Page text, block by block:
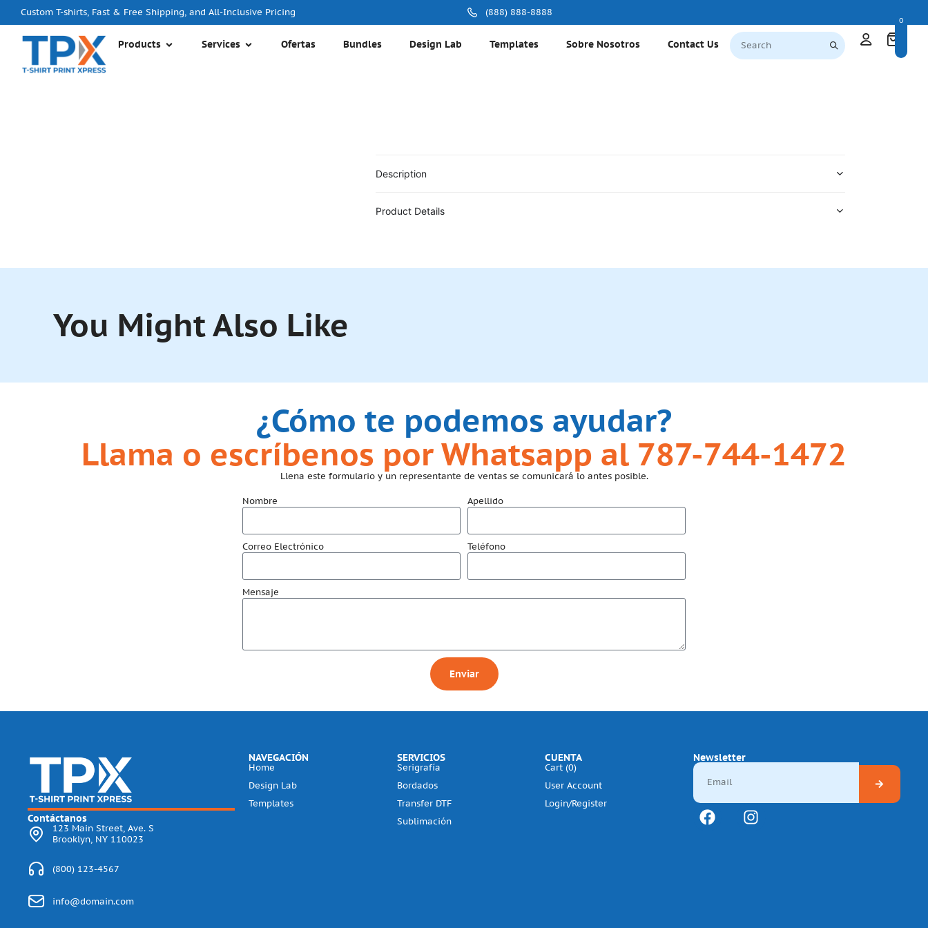
Custom T-shirts, Fast & Free Shipping, and All-Inclusive Pricing (888) 888-8888
Products Services Ofertas Bundles Design Lab Templates Sobre Nosotros Contact Us
0
Description
Product Details
You Might Also Like
¿Cómo te podemos ayudar?
Llama o escríbenos por Whatsapp al 787-744-1472
Llena este formulario y un representante de ventas se comunicará lo antes posible.
Nombre Apellido
Correo Electrónico Teléfono
Mensaje
Enviar
Contáctanos
123 Main Street, Ave. S
Brooklyn, NY 110023
(800) 123-4567
info@domain.com
NAVEGACIÓN
Home
Design Lab
Templates
SERVICIOS
Serigrafía
Bordados
Transfer DTF
Sublimación
CUENTA
Cart (0)
User Account
Login/Register
Newsletter